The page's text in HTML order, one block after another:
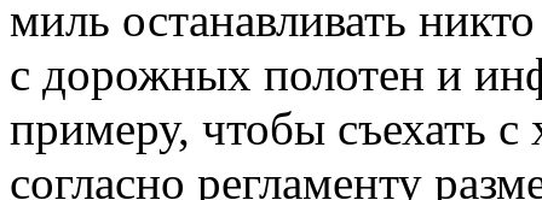
миль останавливать
с дорожных полотен и
примеру, чтобы съехать с
согласно регламенту